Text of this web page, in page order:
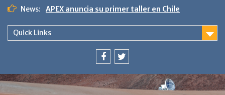
Skip
content
News: APEX anuncia su primer taller en Chile
Quick Links
Item Item